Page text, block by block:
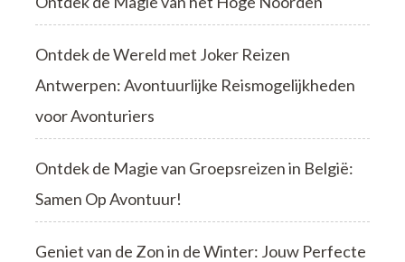
Ontdek de Wereld met Joker Reizen
Antwerpen: Avontuurlijke Reismogelijkheden
voor Avonturiers
Ontdek de Magie van Groepsreizen in België:
Samen Op Avontuur!
Geniet van de Zon in de Winter: Jouw Perfecte